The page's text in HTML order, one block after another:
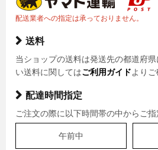
配送業者への指定は承っておりません。
送料
当ショップの送料は発送先の都道府
い送料に関してはご利用ガイドよりご
配達時間指定
ご注文の際に以下時間帯の中からご指
午前中